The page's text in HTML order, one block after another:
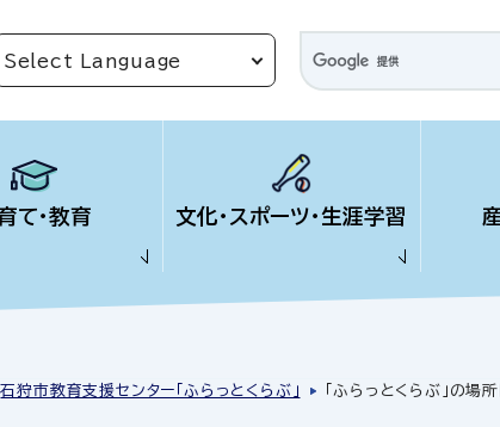
て・教育 文化・スポーツ・生涯学習
石狩市教育支援センター「ふらっとくらぶ」 「ふらっとくらぶ」の場所は